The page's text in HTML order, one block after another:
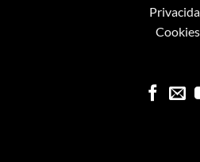
Cookies